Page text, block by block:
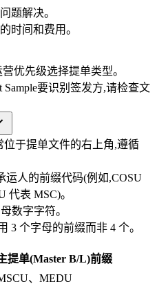
题解决。
时间和费用。
优先级选择提单类型。
要识别签发方,请检查文
位于提单文件的右上角,遵循
运人的前缀代码(例如,COSU
代表 MSC)。
数字字符。
3 个字母的前缀而非 4 个。
提单(Master B/L)前缀
、MEDU